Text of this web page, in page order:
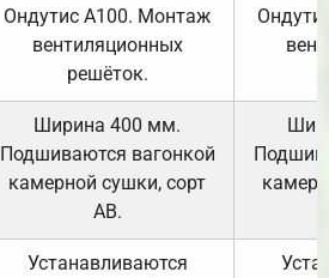
Ондутис А100. Монтаж
вентиляционных
решёток.
Ширина 400 мм.
Подшиваются вагонкой
камерной сушки, сорт
АВ.
Устанавливаются